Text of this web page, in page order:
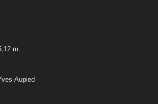
m
Aupied